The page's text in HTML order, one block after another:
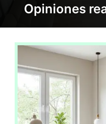
Opiniones